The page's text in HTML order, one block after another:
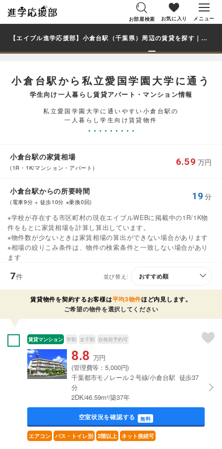
お部屋検索 お気に入り メニュー
【エイブル進学応援部】小倉台駅（千葉県）周辺の賃貸を探す｜私立愛国学園大学学生・大学生の一人暮らし向け賃貸マンション・アパート
小倉台駅から私立愛国学園大学に通う
学生向け一人暮らし賃貸アパート・マンション情報
私立愛国学園大学に通いやすい小倉台駅の
一人暮らし学生向け賃貸物件
小倉台駅の家賃相場
(1R・1K/マンション・アパート)
6.59 万円
小倉台駅からの所要時間
(電車9分 + 徒歩10分 ※乗換0回)
19 分
※学校が存在する市区町村の現在エイブルWEBに掲載中の1R/1K物
件をもとに家賃相場を計算し算出しています。
※物件数が少ないときは家賃相場の算出ができない場合があります
※相場の絞りこみ条件は、物件の検索条件と一致しない場合があり
ます
7件 並び替え:
賃貸物件を契約するお客様は平均3物件ほど内見します。
ご希望の物件を選択してください
賃貸マンション 学割 女子割 合格前予約可
8.8 万円
(管理費等：5,000円)
千葉都市モノレール２号線/小倉台駅 徒歩37
分
2DK/46.59m²/築37年
空室状況を確認する 無料
エアコン バス・トイレ別 2階以上 ネット接続可